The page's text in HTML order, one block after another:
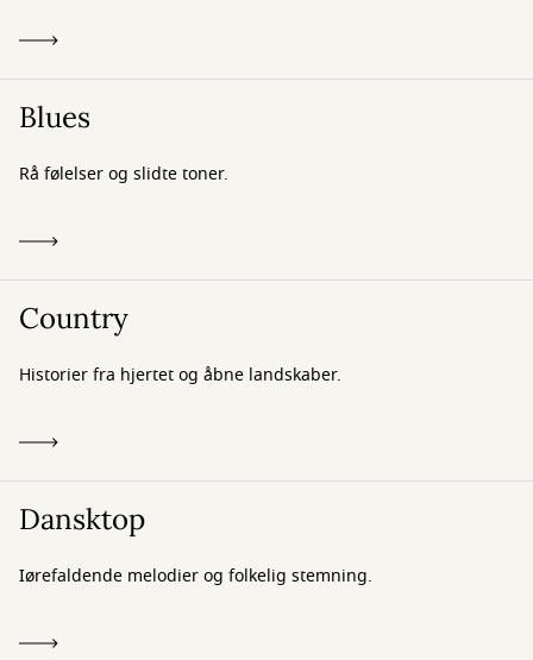
Blues
Rå følelser og slidte toner.
Country
Historier fra hjertet og åbne landskaber.
Dansktop
Iørefaldende melodier og folkelig stemning.